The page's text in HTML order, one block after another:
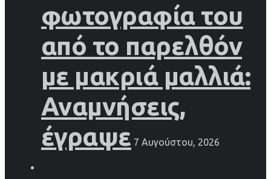
φωτογραφία του
από το παρελθόν
με μακριά μαλλιά:
Αναμνήσεις,
έγραψε 7 Αυγούστου, 2026